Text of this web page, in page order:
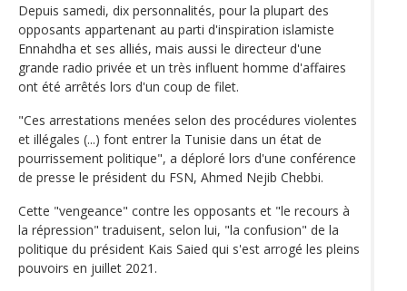
Depuis samedi, dix personnalités, pour la plupart des
opposants appartenant au parti d'inspiration islamiste
Ennahdha et ses alliés, mais aussi le directeur d'une
grande radio privée et un très influent homme d'affaires
ont été arrêtés lors d'un coup de filet.
"Ces arrestations menées selon des procédures violentes
et illégales (...) font entrer la Tunisie dans un état de
pourrissement politique", a déploré lors d'une conférence
de presse le président du FSN, Ahmed Nejib Chebbi.
Cette "vengeance" contre les opposants et "le recours à
la répression" traduisent, selon lui, "la confusion" de la
politique du président Kais Saied qui s'est arrogé les pleins
pouvoirs en juillet 2021.